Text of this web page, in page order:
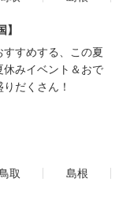
すめする、この夏
みイベント＆おで
だくさん！
取 島根